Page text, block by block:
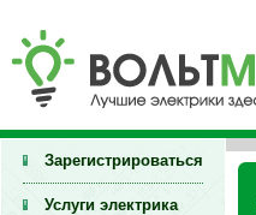
Зарегистрироваться
Услуги электрика